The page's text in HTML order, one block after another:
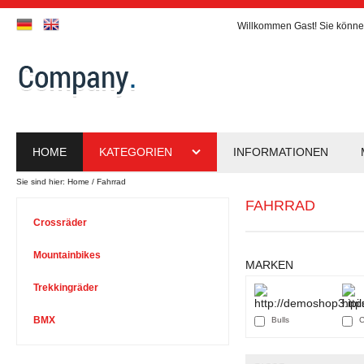
Willkommen Gast! Sie
HOME KATEGORIEN INFORMATIONEN
Sie sind hier: Home Fahrrad
Crossräder
Mountainbikes
Trekkingräder
BMX
FAHRRAD
MARKEN
Bulls